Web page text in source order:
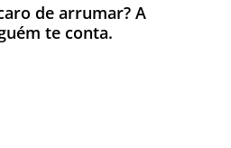
de arrumar? A
te conta.